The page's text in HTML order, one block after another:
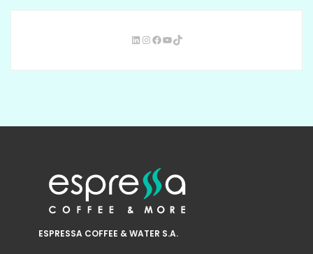
ESPRESSA COFFEE & WATER S.A.